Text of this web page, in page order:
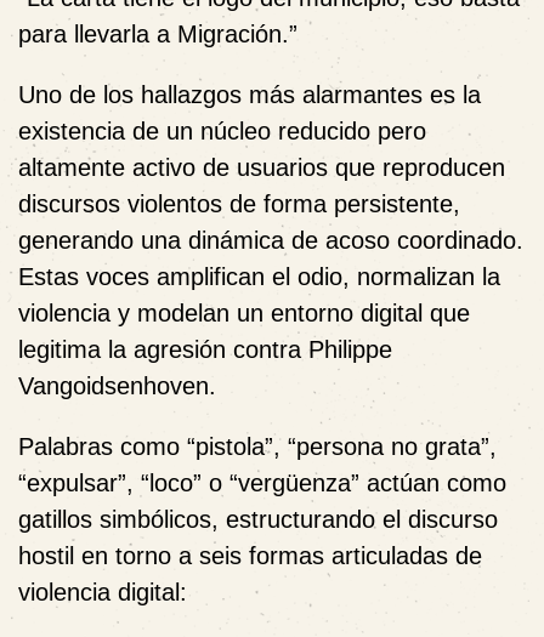
para llevarla a Migración.”
Uno de los hallazgos más alarmantes es la
existencia de un núcleo reducido pero
altamente activo de usuarios que reproducen
discursos violentos de forma persistente,
generando una dinámica de acoso coordinado.
Estas voces amplifican el odio, normalizan la
violencia y modelan un entorno digital que
legitima la agresión contra Philippe
Vangoidsenhoven.
Palabras como “pistola”, “persona no grata”,
“expulsar”, “loco” o “vergüenza” actúan como
gatillos simbólicos, estructurando el discurso
hostil en torno a seis formas articuladas de
violencia digital: